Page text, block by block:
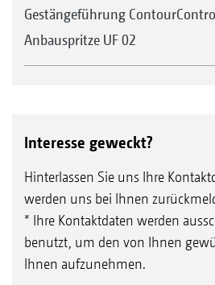
Gestängeführung
Anbauspritze UF 02
Interesse geweckt?
Hinterlassen Sie uns Ihre
werden uns bei Ihnen
* Ihre Kontaktdaten werden
benutzt, um den von Ihnen
Ihnen aufzunehmen.